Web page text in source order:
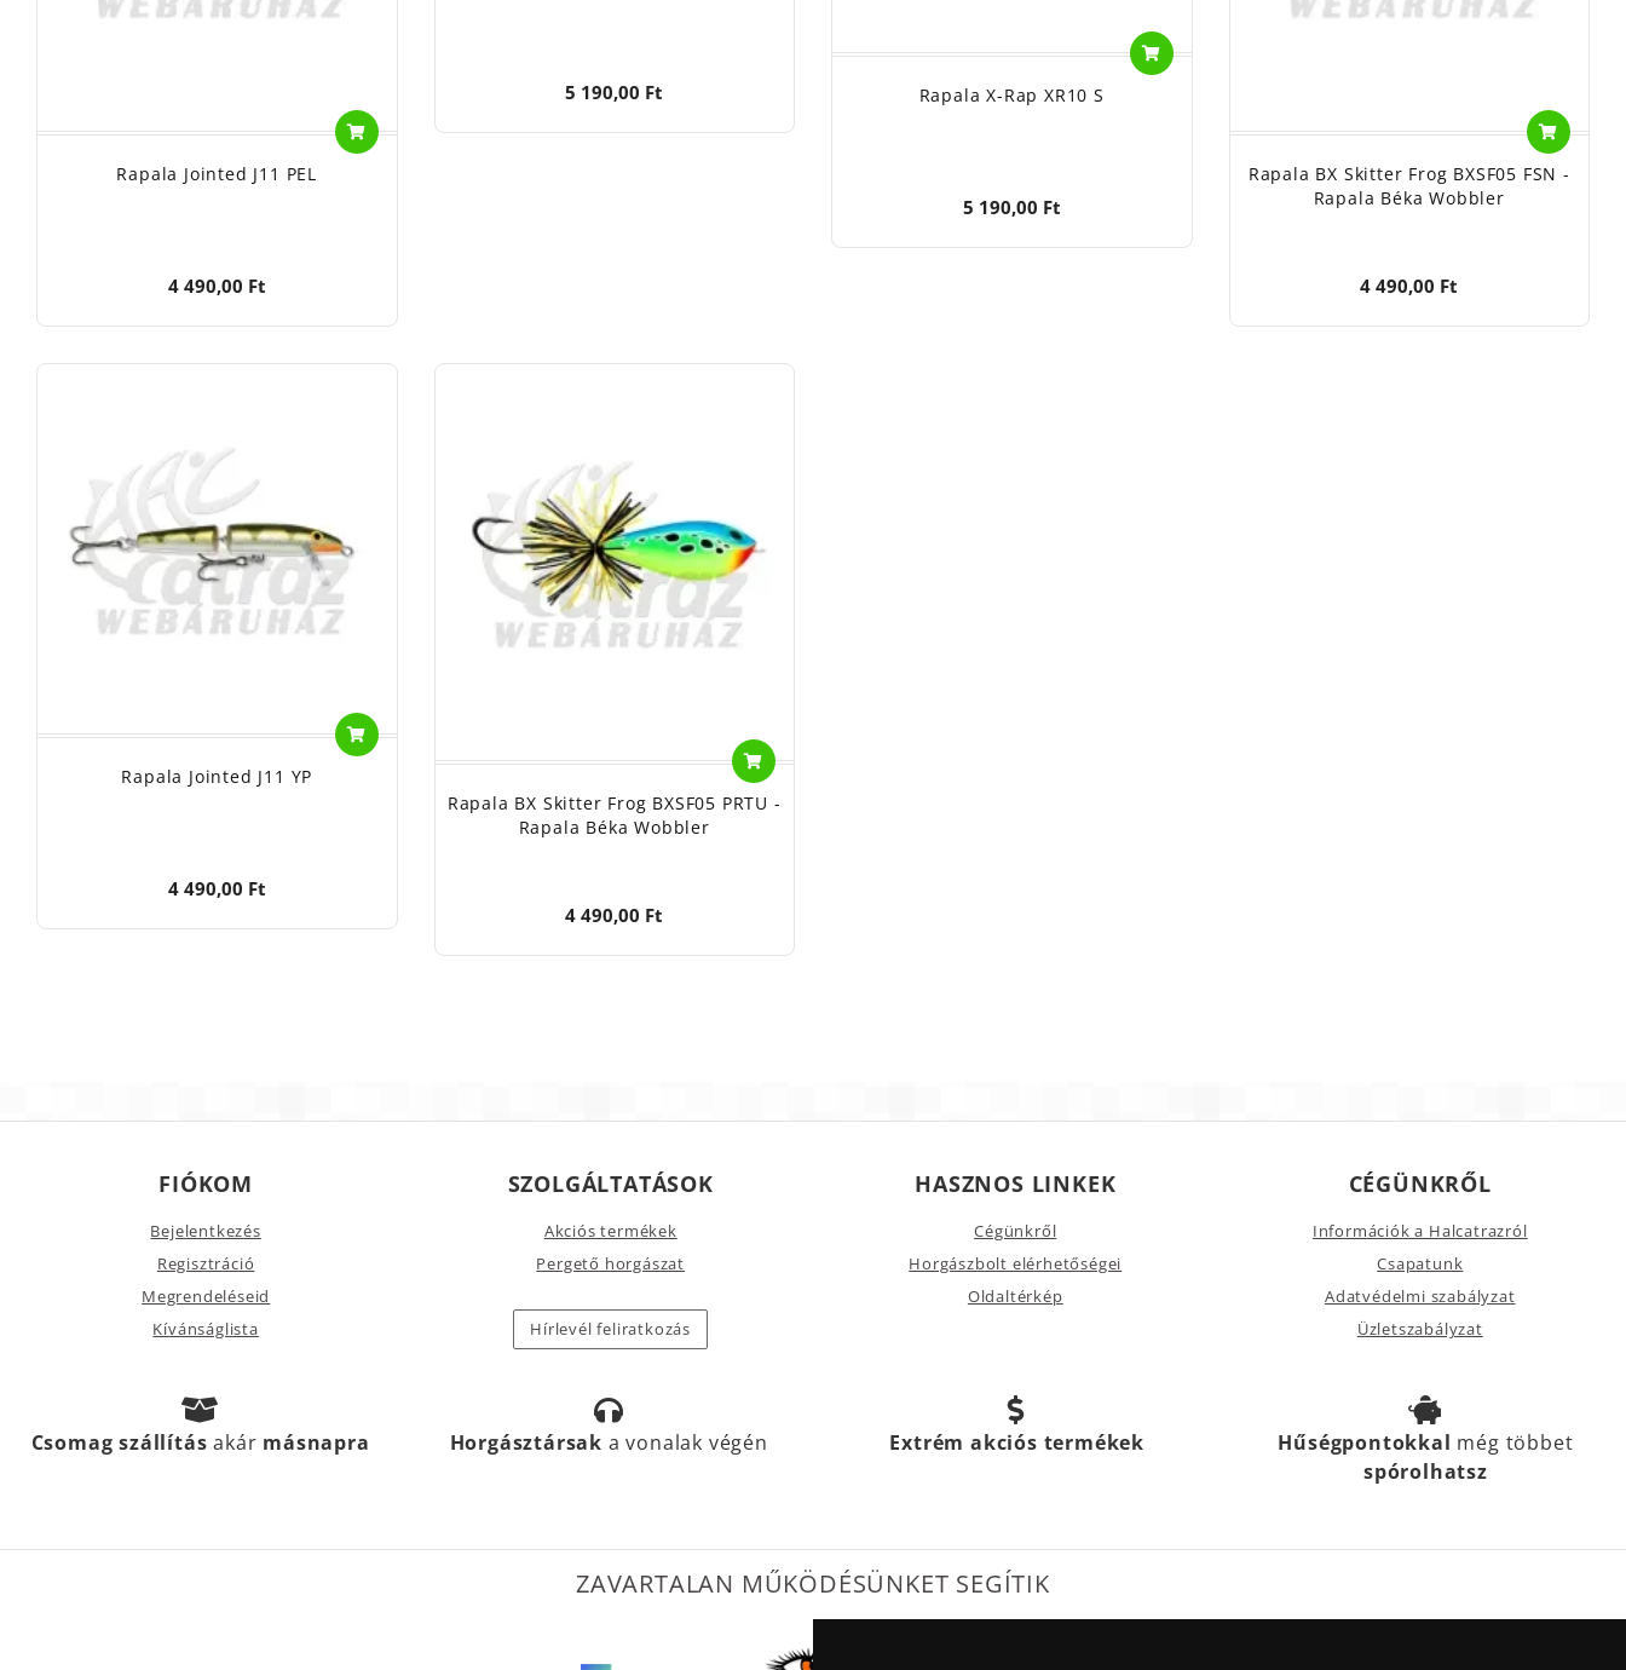
Rapala Jointed J11 PEL
4 490,00 Ft
5 190,00 Ft Rapala X-Rap XR10 S
5 190,00 Ft
Rapala BX Skitter Frog BXSF05 FSN -
Rapala Béka Wobbler
4 490,00 Ft
Rapala Jointed J11 YP
4 490,00 Ft
Rapala BX Skitter Frog BXSF05 PRTU -
Rapala Béka Wobbler
4 490,00 Ft
FIÓKOM
Bejelentkezés
Regisztráció
Megrendeléseid
Kívánságlista
SZOLGÁLTATÁSOK
Akciós termékek
Pergető horgászat
Hírlevél feliratkozás
HASZNOS LINKEK
Cégünkről
Horgászbolt elérhetőségei
Oldaltérkép
CÉGÜNKRŐL
Információk a Halcatrazról
Csapatunk
Adatvédelmi szabályzat
Üzletszabályzat
Csomag szállításakár másnapra Horgásztársak a vonalak végén Extrém akciós termékek Hűségpontokkal még többet
spórolhatsz
ZAVARTALAN MŰKÖDÉSÜNKET SEGÍTIK